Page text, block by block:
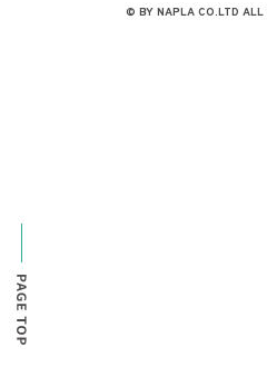
© BY NAPLA CO.LTD ALL